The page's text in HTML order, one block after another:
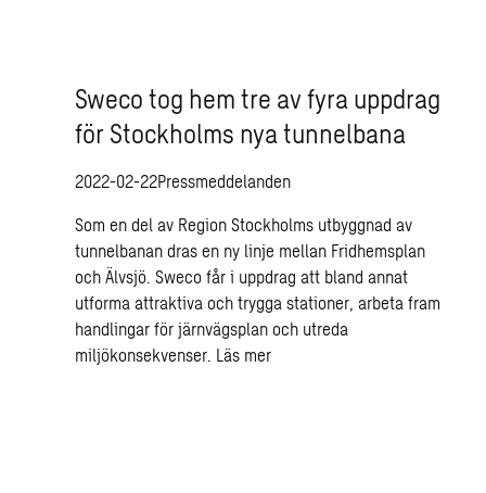
Sweco tog hem tre av fyra uppdrag
för Stockholms nya tunnelbana
2022-02-22Pressmeddelanden
Som en del av Region Stockholms utbyggnad av
tunnelbanan dras en ny linje mellan Fridhemsplan
och Älvsjö. Sweco får i uppdrag att bland annat
utforma attraktiva och trygga stationer, arbeta fram
handlingar för järnvägsplan och utreda
miljökonsekvenser. Läs mer